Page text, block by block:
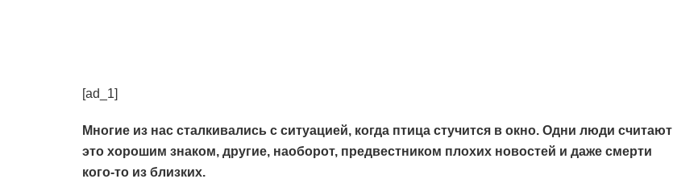
[ad_1]
Многие из нас сталкивались с ситуацией, когда птица стучится в окно. Одни люди считают
это хорошим знаком, другие, наоборот, предвестником плохих новостей и даже смерти
кого-то из близких.